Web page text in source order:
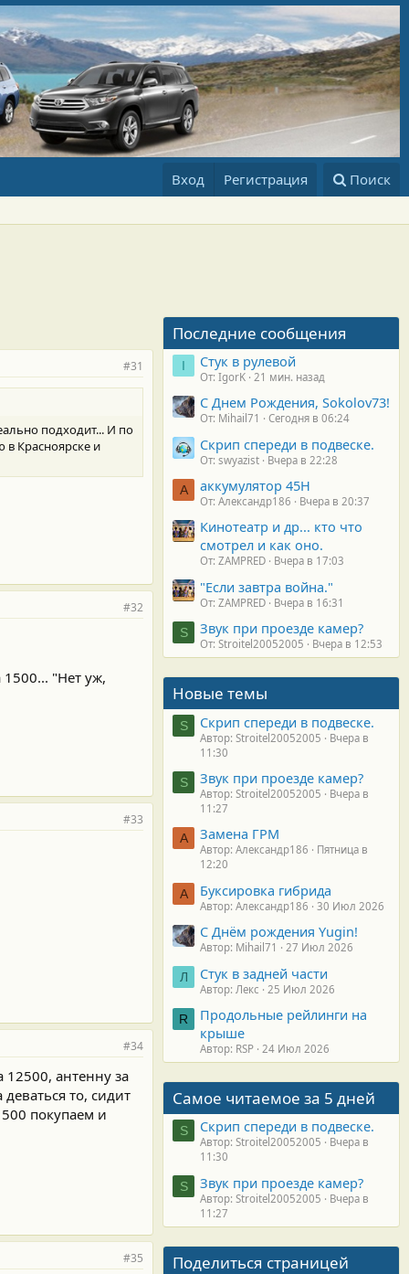
Вход Регистрация Поиск
#31
подходит... И по
в Красноярске и
#32
"Нет уж,
#33
#34
антенну за
то, сидит
покупаем и
#35
Последние сообщения
I Стук в рулевой
От: IgorK 21 мин. назад
С Днем Рождения, Sokolov73!
От: Mihail71 Сегодня в 06:24
Скрип спереди в подвеске.
От: swyazist Вчера в 22:28
А аккумулятор 45H
От: Александр186 Вчера в 20:37
Кинотеатр и др... кто что
смотрел и как оно.
От: ZAMPRED Вчера в 17:03
"Если завтра война."
От: ZAMPRED Вчера в 16:31
S Звук при проезде камер?
От: Stroitel20052005 Вчера в 12:53
Новые темы
S Скрип спереди в подвеске.
Автор: Stroitel20052005
Вчера в
11:30
S Звук при проезде камер?
Автор: Stroitel20052005
Вчера в
11:27
А Замена ГРМ
Автор: Александр186
Пятница в
12:20
А Буксировка гибрида
Автор: Александр186 30 Июл 2026
С Днём рождения Yugin!
Автор: Mihail71 27 Июл 2026
Л Стук в задней части
Автор: Лекс 25 Июл 2026
R
Продольные рейлинги на
крыше
Автор: RSP 24 Июл 2026
Самое читаемое за 5 дней
S Скрип спереди в подвеске.
Автор: Stroitel20052005
Вчера в
11:30
S Звук при проезде камер?
Автор: Stroitel20052005
Вчера в
11:27
Поделиться страницей